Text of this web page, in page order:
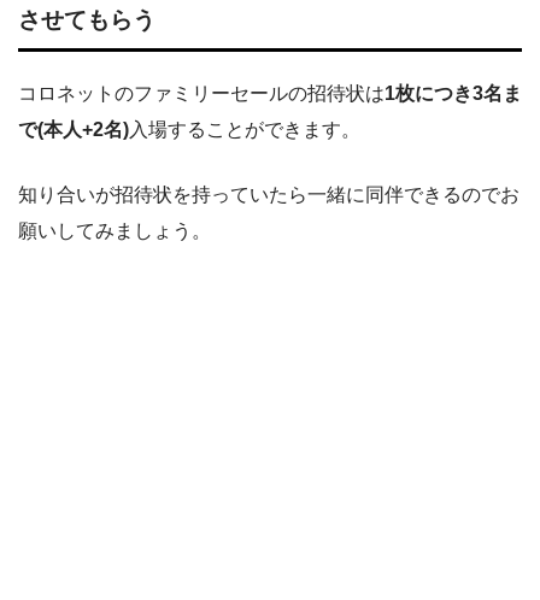
させてもらう
コロネットのファミリーセールの招待状は1枚につき3名ま
で(本人+2名)入場することができます。
知り合いが招待状を持っていたら一緒に同伴できるのでお
願いしてみましょう。